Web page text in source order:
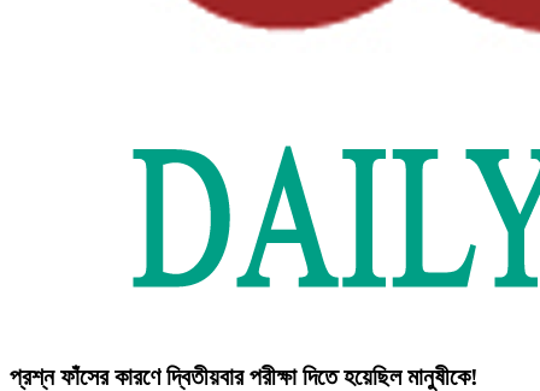
প্রশ্ন ফাঁসের কারণে দ্বিতীয়বার পরীক্ষা দিতে হয়েছিল মানুষীকে!